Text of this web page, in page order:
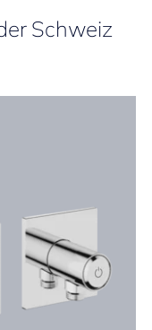
Schweiz